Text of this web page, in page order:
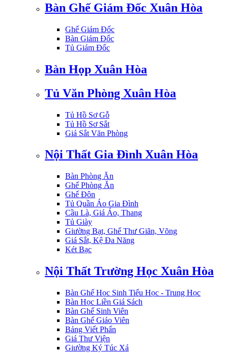
Bàn Ghế Giám Đốc Xuân Hòa
Ghế Giám Đốc
Bàn Giám Đốc
Tủ Giám Đốc
Bàn Họp Xuân Hòa
Tủ Văn Phòng Xuân Hòa
Tủ Hồ Sơ Gỗ
Tủ Hồ Sơ Sắt
Giá Sắt Văn Phòng
Nội Thất Gia Đình Xuân Hòa
Bàn Phòng Ăn
Ghế Phòng Ăn
Ghế Đôn
Tủ Quần Áo Gia Đình
Cầu Là, Giá Áo, Thang
Tủ Giày
Giường Bạt, Ghế Thư Giãn, Võng
Giá Sắt, Kệ Đa Năng
Két Bạc
Nội Thất Trường Học Xuân Hòa
Bàn Ghế Học Sinh Tiểu Học - Trung Học
Bàn Học Liền Giá Sách
Bàn Ghế Sinh Viên
Bàn Ghế Giáo Viên
Bảng Viết Phấn
Giá Thư Viện
Giường Ký Túc Xá